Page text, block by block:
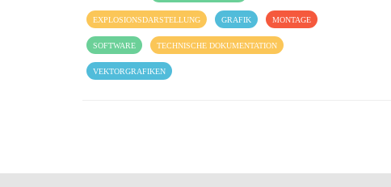
EXPLOSIONSDARSTELLUNG GRAFIK MONTAGE
SOFTWARE TECHNISCHE DOKUMENTATION
VEKTORGRAFIKEN